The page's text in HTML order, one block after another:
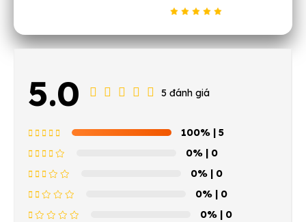
5.0 5 đánh giá
100% | 5
0% | 0
0% | 0
0% | 0
0% | 0